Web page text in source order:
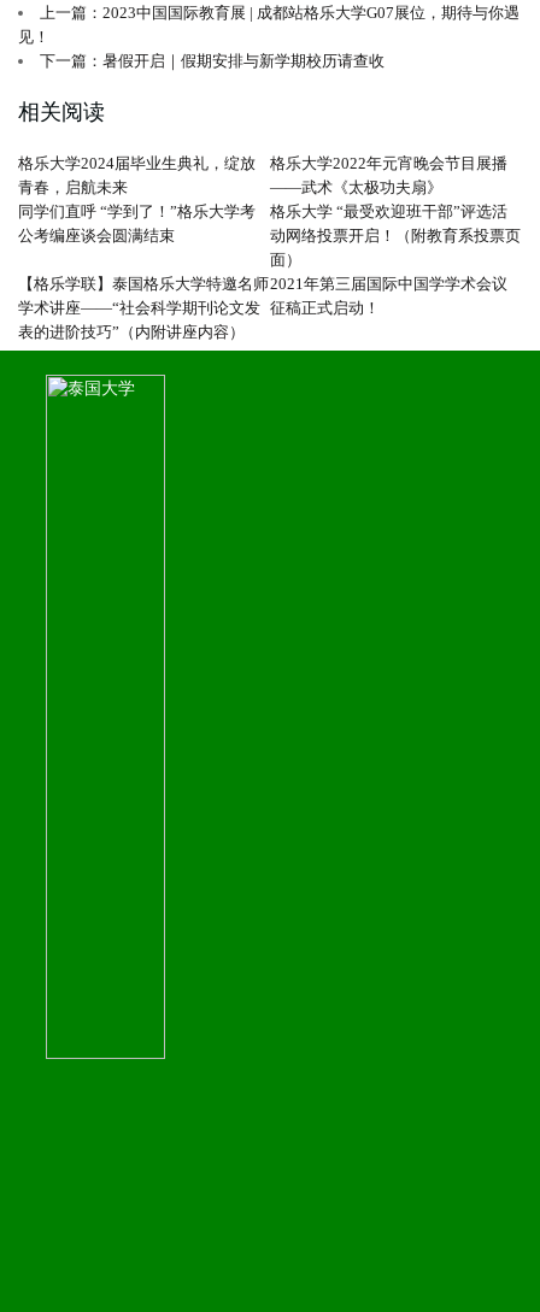
上一篇：2023中国国际教育展 | 成都站格乐大学G07展位，期待与你遇
见！
下一篇：暑假开启｜假期安排与新学期校历请查收
相关阅读
格乐大学2024届毕业生典礼，绽放
青春，启航未来
格乐大学2022年元宵晚会节目展播
——武术《太极功夫扇》
同学们直呼 “学到了！”格乐大学考
公考编座谈会圆满结束
格乐大学 “最受欢迎班干部”评选活
动网络投票开启！（附教育系投票页
面）
【格乐学联】泰国格乐大学特邀名师
学术讲座——“社会科学期刊论文发
表的进阶技巧”（内附讲座内容）
2021年第三届国际中国学学术会议
征稿正式启动！